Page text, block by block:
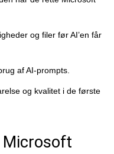
og filer før AI’en får
af AI-prompts.
og kvalitet i de første
Microsoft